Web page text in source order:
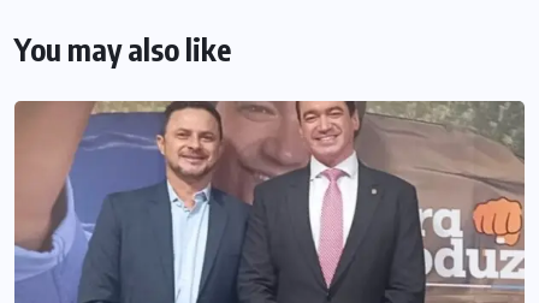
You may also like